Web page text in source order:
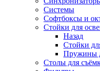
Системы
Софтбоксы и
Стойки для
Назад
Стойки
Пружины
Столы для